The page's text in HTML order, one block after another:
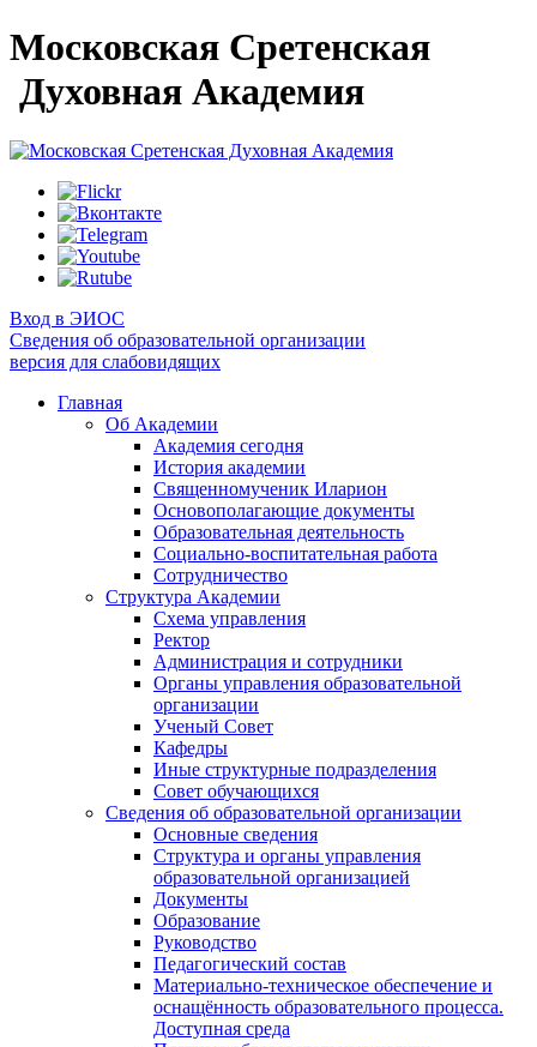
Московская Сретенская
Духовная Академия
Вход в ЭИОС
Сведения об образовательной организации
версия для слабовидящих
Главная
Об Академии
Академия сегодня
История академии
Священномученик Иларион
Основополагающие документы
Образовательная деятельность
Социально-воспитательная работа
Сотрудничество
Структура Академии
Схема управления
Ректор
Администрация и сотрудники
Органы управления образовательной
организации
Ученый Совет
Кафедры
Иные структурные подразделения
Совет обучающихся
Сведения об образовательной организации
Основные сведения
Структура и органы управления
образовательной организацией
Документы
Образование
Руководство
Педагогический состав
Материально-техническое обеспечение и
оснащённость образовательного процесса.
Доступная среда